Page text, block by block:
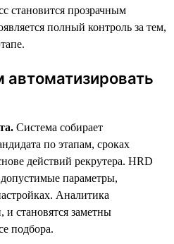
становится прозрачным
полный контроль за тем,
Система собирает
по этапам, сроках
действий рекрутера. HRD
допустимые параметры,
Аналитика
и становятся заметны
подбора.